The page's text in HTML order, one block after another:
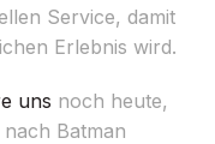
Service, damit
Erlebnis wird.
uns noch heute,
Batman